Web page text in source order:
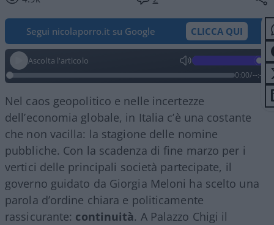
Segui nicolaporro.it su Google CLICCA QUI
Ascolta l'articolo
0:00/--:--
Nel caos geopolitico e nelle incertezze
dell’economia globale, in Italia c’è una costante
che non vacilla: la stagione delle nomine
pubbliche. Con la scadenza di fine marzo per i
vertici delle principali società partecipate, il
governo guidato da Giorgia Meloni ha scelto una
parola d’ordine chiara e politicamente
rassicurante: continuità. A Palazzo Chigi il